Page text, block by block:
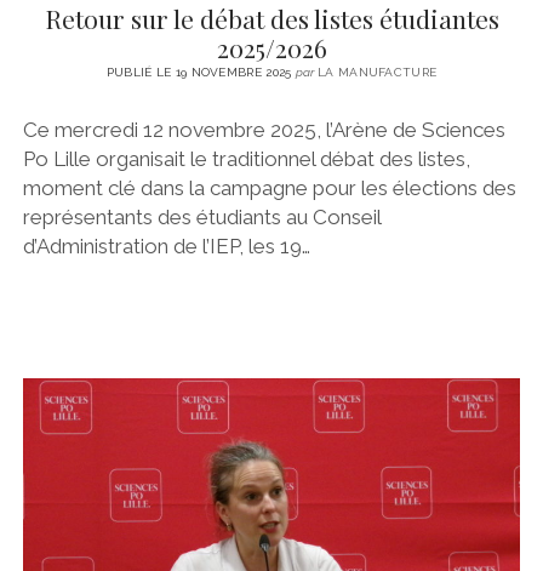
Retour sur le débat des listes étudiantes
2025/2026
PUBLIÉ LE 19 NOVEMBRE 2025 parLA MANUFACTURE
Ce mercredi 12 novembre 2025, l’Arène de Sciences
Po Lille organisait le traditionnel débat des listes,
moment clé dans la campagne pour les élections des
représentants des étudiants au Conseil
d’Administration de l’IEP, les 19…